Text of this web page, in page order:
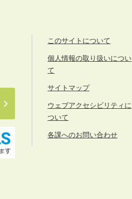
このサイトについて
個人情報の取り扱いについ
て
サイトマップ
ウェブアクセシビリティに
ついて
各課へのお問い合わせ